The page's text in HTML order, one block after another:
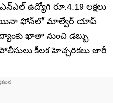
ఉద్యోగి రూ.4.19 లక్షలు
ఫోన్‌లో మాల్వేర్ యాప్
ఖాతా నుంచి డబ్బు
కీలక హెచ్చరికలు జారీ